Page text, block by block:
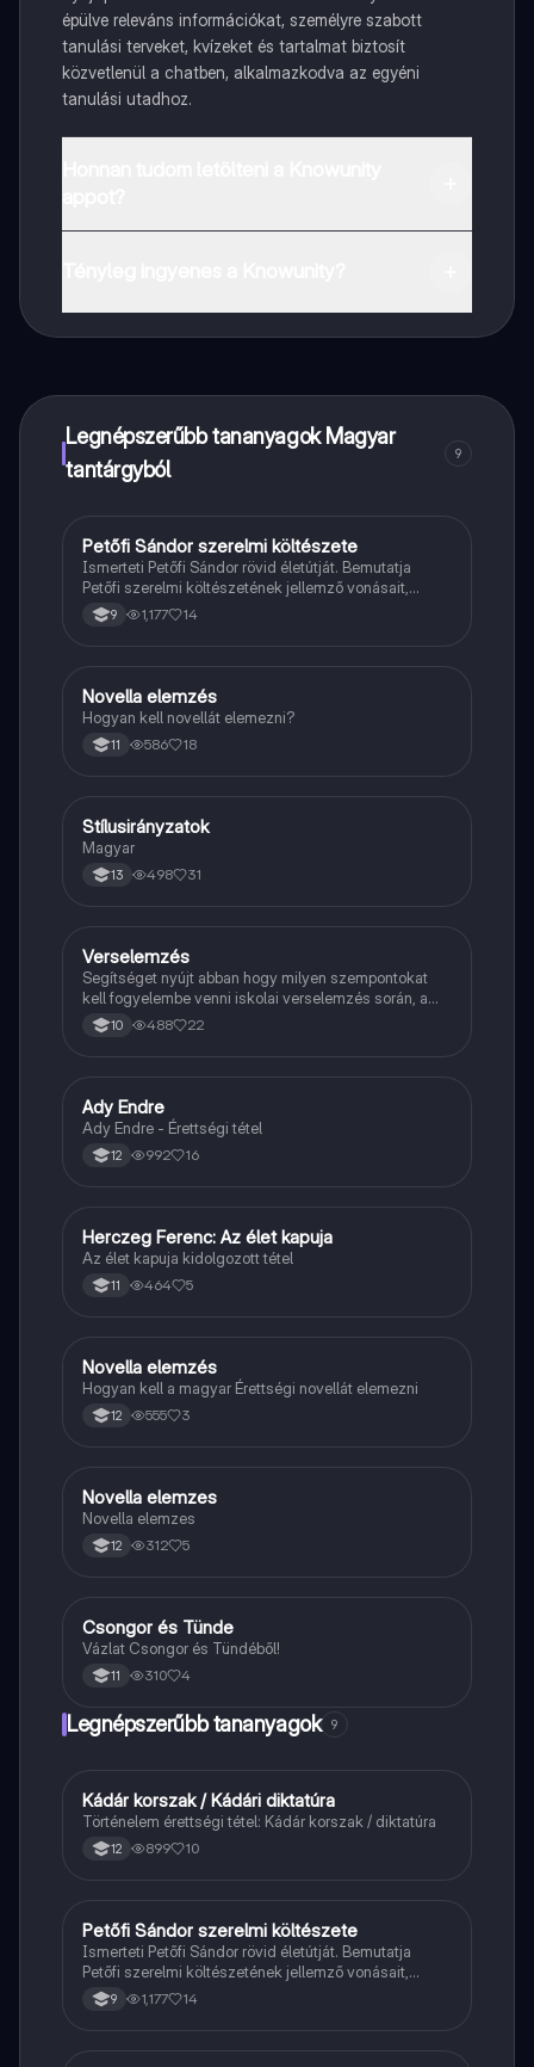
épülve releváns információkat, személyre szabott
tanulási terveket, kvízeket és tartalmat biztosít
közvetlenül a chatben, alkalmazkodva az egyéni
tanulási utadhoz.
Legnépszerűbb tananyagok Magyar
tantárgyból
9
Magyar
Petőfi Sándor szerelmi költészete
Ismerteti Petőfi Sándor rövid életútját. Bemutatja
Petőfi szerelmi költészetének jellemző vonásait,
vereseinek ihletőit és külön kitér a hitvesi
költészetére.
9 1,177 14
Magyar
Novella elemzés
Hogyan kell novellát elemezni?
11 586 18
Magyar
Stílusirányzatok
Magyar
13 498 31
Magyar
Verselemzés
Segítséget nyújt abban hogy milyen szempontokat
kell fogyelembe venni iskolai verselemzés során, a
sikeres dolgozathoz.
10 488 22
Magyar
Ady Endre
Ady Endre - Érettségi tétel
12 992 16
Magyar
Herczeg Ferenc: Az élet kapuja
Az élet kapuja kidolgozott tétel
11 464 5
Magyar
Novella elemzés
Hogyan kell a magyar Érettségi novellát elemezni
12 555 3
Magyar
Novella elemzes
Novella elemzes
12 312 5
Magyar
Csongor és Tünde
Vázlat Csongor és Tündéből!
11 310 4
Legnépszerűbb tananyagok 9
Töri
Kádár korszak / Kádári diktatúra
Történelem érettségi tétel: Kádár korszak / diktatúra
12 899 10
Magyar
Petőfi Sándor szerelmi költészete
Ismerteti Petőfi Sándor rövid életútját. Bemutatja
Petőfi szerelmi költészetének jellemző vonásait,
vereseinek ihletőit és külön kitér a hitvesi
költészetére.
9 1,177 14